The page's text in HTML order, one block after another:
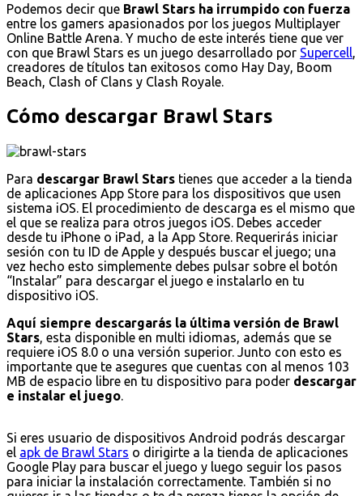
Podemos decir que Brawl Stars ha irrumpido con fuerza
entre los gamers apasionados por los juegos Multiplayer
Online Battle Arena. Y mucho de este interés tiene que ver
con que Brawl Stars es un juego desarrollado por Supercell,
creadores de títulos tan exitosos como Hay Day, Boom
Beach, Clash of Clans y Clash Royale.
Cómo descargar Brawl Stars
Para descargar Brawl Stars tienes que acceder a la tienda
de aplicaciones App Store para los dispositivos que usen
sistema iOS. El procedimiento de descarga es el mismo que
el que se realiza para otros juegos iOS. Debes acceder
desde tu iPhone o iPad, a la App Store. Requerirás iniciar
sesión con tu ID de Apple y después buscar el juego; una
vez hecho esto simplemente debes pulsar sobre el botón
“Instalar” para descargar el juego e instalarlo en tu
dispositivo iOS.
Aquí siempre descargarás la última versión de Brawl
Stars, esta disponible en multi idiomas, además que se
requiere iOS 8.0 o una versión superior. Junto con esto es
importante que te asegures que cuentas con al menos 103
MB de espacio libre en tu dispositivo para poder descargar
e instalar el juego.
Si eres usuario de dispositivos Android podrás descargar
el apk de Brawl Stars o dirigirte a la tienda de aplicaciones
Google Play para buscar el juego y luego seguir los pasos
para iniciar la instalación correctamente. También si no